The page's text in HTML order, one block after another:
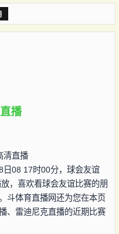
播
清直播
日08 17时00分，球会友谊
，喜欢看球会友谊比赛的朋
斗体育直播网还为您在本页
、雷迪尼克直播的近期比赛